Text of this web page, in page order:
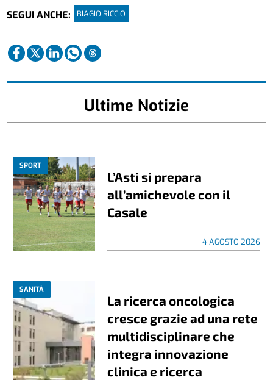
SEGUI ANCHE:
BIAGIO RICCIO
Ultime Notizie
SPORT
L’Asti si prepara
all’amichevole con il
Casale
4 AGOSTO 2026
SANITÀ
La ricerca oncologica
cresce grazie ad una rete
multidisciplinare che
integra innovazione
clinica e ricerca